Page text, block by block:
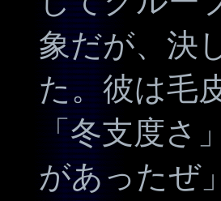
象だが、決
た。彼は毛
「冬支度
があったぜ」